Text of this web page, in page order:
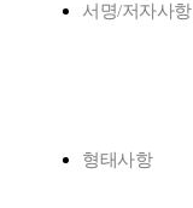
서명/저자사항
형태사항